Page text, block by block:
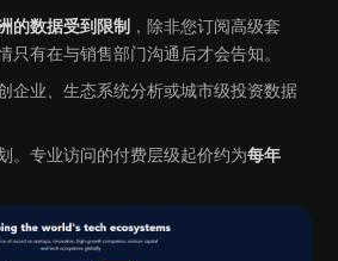
的数据受到限制 ，除非您订阅高级套
只有在与销售部门沟通后才会告知。
企业、生态系统分析或城市级投资数据
。专业访问的付费层级起价约为每年